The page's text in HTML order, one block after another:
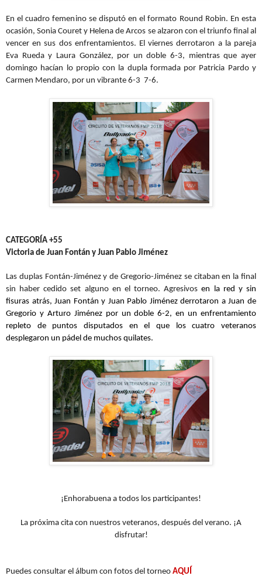
En el cuadro femenino se disputó en el formato Round Robin. En esta
ocasión, Sonia Couret y Helena de Arcos se alzaron con el triunfo final al
vencer en sus dos enfrentamientos. El viernes derrotaron a la pareja
Eva Rueda y Laura González, por un doble 6-3, mientras que ayer
domingo hacían lo propio con la dupla formada por Patricia Pardo y
Carmen Mendaro, por un vibrante 6-3 7-6.
CATEGORÍA +55
Victoria de Juan Fontán y Juan Pablo Jiménez
Las duplas Fontán-Jiménez y de Gregorio-Jiménez se citaban en la final
sin haber cedido set alguno en el torneo. Agresivos en la red y sin
fisuras atrás, Juan Fontán y Juan Pablo Jiménez derrotaron a Juan de
Gregorio y Arturo Jiménez por un doble 6-2, en un enfrentamiento
repleto de puntos disputados en el que los cuatro veteranos
desplegaron un pádel de muchos quilates.
¡Enhorabuena a todos los participantes!
La próxima cita con nuestros veteranos, después del verano. ¡A
disfrutar!
Puedes consultar el álbum con fotos del torneo AQUÍ